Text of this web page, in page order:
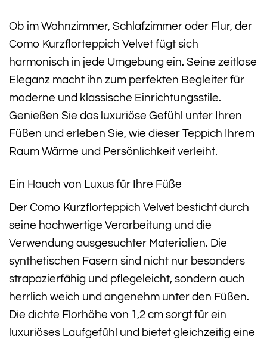
Ob im Wohnzimmer, Schlafzimmer oder Flur, der
Como Kurzflorteppich Velvet fügt sich
harmonisch in jede Umgebung ein. Seine zeitlose
Eleganz macht ihn zum perfekten Begleiter für
moderne und klassische Einrichtungsstile.
Genießen Sie das luxuriöse Gefühl unter Ihren
Füßen und erleben Sie, wie dieser Teppich Ihrem
Raum Wärme und Persönlichkeit verleiht.
Ein Hauch von Luxus für Ihre Füße
Der Como Kurzflorteppich Velvet besticht durch
seine hochwertige Verarbeitung und die
Verwendung ausgesuchter Materialien. Die
synthetischen Fasern sind nicht nur besonders
strapazierfähig und pflegeleicht, sondern auch
herrlich weich und angenehm unter den Füßen.
Die dichte Florhöhe von 1,2 cm sorgt für ein
luxuriöses Laufgefühl und bietet gleichzeitig eine